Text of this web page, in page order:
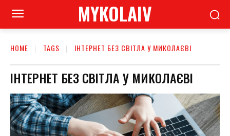
MYKOLAIV
HOME TAGS ІНТЕРНЕТ БЕЗ СВІТЛА У МИКОЛАЄВІ
ІНТЕРНЕТ БЕЗ СВІТЛА У МИКОЛАЄВІ